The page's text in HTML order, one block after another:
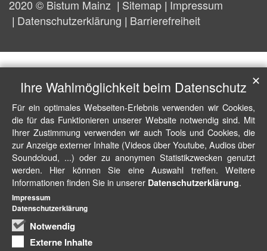
2020 © Bistum Mainz Sitemap Impressum
Datenschutzerklärung
Barrierefreiheit
Ihre Wahlmöglichkeit beim Datenschutz
Für ein optimales Webseiten-Erlebnis verwenden wir Cookies,
die für das Funktionieren unserer Website notwendig sind. Mit
Ihrer Zustimmung verwenden wir auch Tools und Cookies, die
zur Anzeige externer Inhalte (Videos über Youtube, Audios über
Soundcloud, ...) oder zu anonymen Statistikzwecken genutzt
werden. Hier können Sie eine Auswahl treffen. Weitere
Informationen finden Sie in unserer Datenschutzerklärung.
Notwendig
Externe Inhalte
✕
Impressum
Datenschutzerklärung